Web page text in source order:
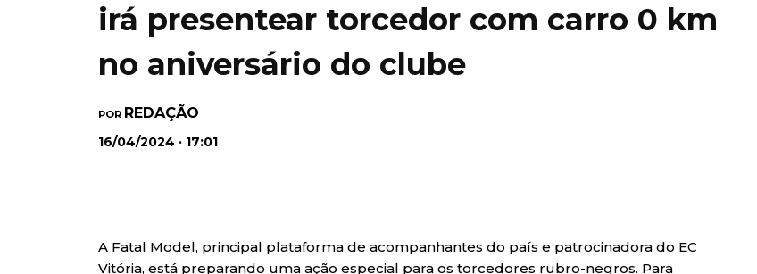
irá presentear torcedor com carro 0 km
no aniversário do clube
POR REDAÇÃO
16/04/2024 · 17:01
A Fatal Model, principal plataforma de acompanhantes do país e patrocinadora do EC
Vitória, está preparando uma ação especial para os torcedores rubro-negros. Para